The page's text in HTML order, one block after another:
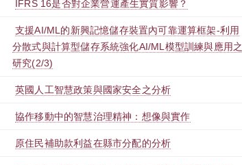
IFRS 16是否對企業營運產生實質影響？
支援AI/ML的新興記憶儲存裝置內可靠運算框架-利用
分散式與計算型儲存系統強化AI/ML模型訓練與應用之
研究(2/3)
英國人工智慧政策與國家安全之分析
協作移動中的智慧治理精神：想像與實作
原住民補助款利益在縣市分配的分析